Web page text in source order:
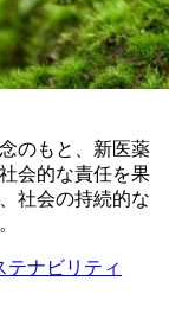
のもと、新医薬
会的な責任を果
社会の持続的な
テナビリティ